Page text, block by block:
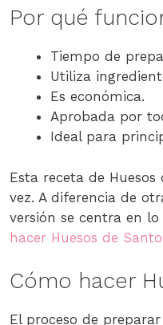
Por qué
Tiempo de
Utiliza
Es económica.
Aprobada por
Ideal para
Esta receta de
vez. A diferencia de
versión se centra en
hacer Huesos de Santo
Cómo hacer
El proceso de